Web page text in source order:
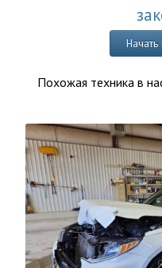
Похожая техника в